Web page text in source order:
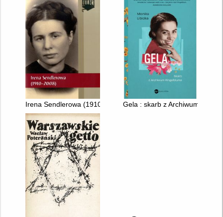
Irena Sendlerowa (1910-2008) Gela : skarb z Archiwum